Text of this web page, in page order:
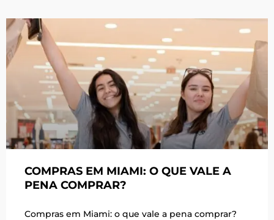
COMPRAS EM MIAMI: O QUE VALE A
PENA COMPRAR?
Compras em Miami: o que vale a pena comprar?